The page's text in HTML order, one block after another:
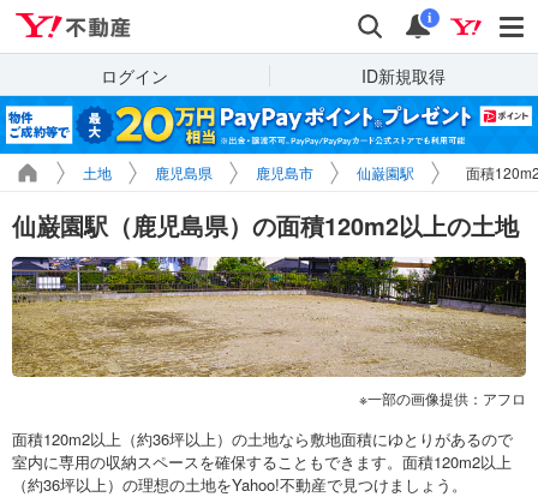
検索 通知
i
ログイン ID新規取得
土地 鹿児島県 鹿児島市 仙巌園駅 面積
仙巌園駅（鹿児島県）の面積120m2以上の土地
一部の画像提供：アフロ
面積120m2以上（約36坪以上）の土地なら敷地面積にゆとりがあるので
室内に専用の収納スペースを確保することもできます。面積120m2以上
（約36坪以上）の理想の土地をYahoo!不動産で見つけましょう。